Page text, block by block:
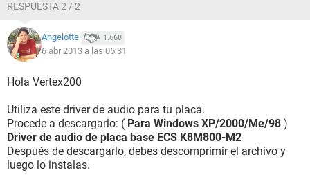
Particiones:
C: (NTFS) 76346 MB (66174 MB libre)
Teclado Teclado estándar de 101/102 teclas o Microsoft
Ratón Mouse compatible con HID
Red:
Tarjeta de Red Adaptador Fast Ethernet VIA PCI 10/100Mb
(192.168.1.65)
RESPUESTA 2 / 2
Angelotte 1.668
6 abr 2013 a las 05:31
Hola Vertex200
Utiliza este driver de audio para tu placa.
Procede a descargarlo: ( Para Windows XP/2000/Me/98 )
Driver de audio de placa base ECS K8M800-M2
Después de descargarlo, debes descomprimir el archivo y
luego lo instalas.